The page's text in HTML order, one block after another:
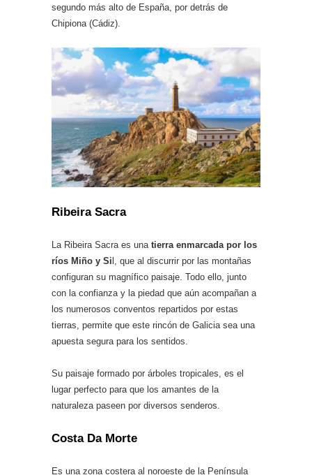
segundo más alto de España, por detrás de
Chipiona (Cádiz).
Ribeira Sacra
La Ribeira Sacra es una tierra enmarcada por los
ríos Miño y Si l, que al discurrir por las montañas
configuran su magnífico paisaje. Todo ello, junto
con la confianza y la piedad que aún acompañan a
los numerosos conventos repartidos por estas
tierras, permite que este rincón de Galicia sea una
apuesta segura para los sentidos.
Su paisaje formado por árboles tropicales, es el
lugar perfecto para que los amantes de la
naturaleza paseen por diversos senderos.
Costa Da Morte
Es una zona costera al noroeste de la Península